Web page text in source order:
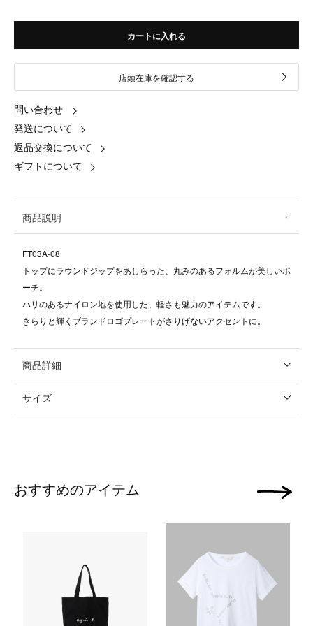
カートに入れる
店頭在庫を確認する
問い合わせ
発送について
返品交換について
ギフトについて
商品説明
FT03A-08
トップにラウンドジップをあしらった、丸みのあるフォルムが美しいポ
ーチ。
ハリのあるナイロン地を使用した、軽さも魅力のアイテムです。
きらりと輝くブランドロゴプレートがさりげないアクセントに。
商品詳細
サイズ
おすすめのアイテム 次の画像